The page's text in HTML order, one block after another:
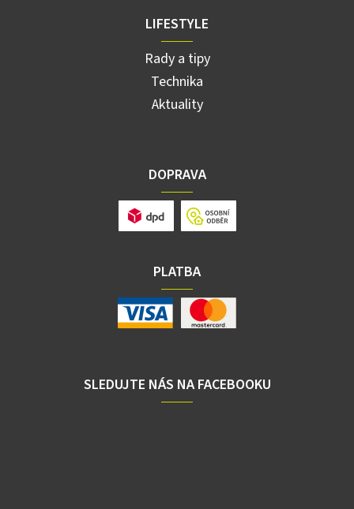
LIFESTYLE
Rady a tipy
Technika
Aktuality
DOPRAVA
PLATBA
SLEDUJTE NÁS NA FACEBOOKU